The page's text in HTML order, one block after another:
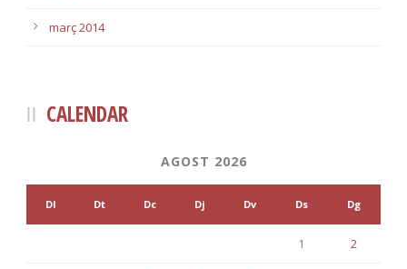
març 2014
CALENDAR
AGOST 2026
Dl Dt Dc Dj Dv Ds Dg
1 2